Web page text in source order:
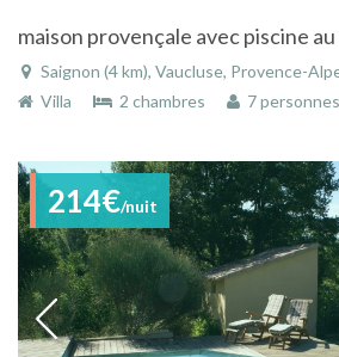
maison provençale avec piscine
Saignon (4 km), Vaucluse, Provence-
Villa
2 chambres 7 personnes
214€/nuit